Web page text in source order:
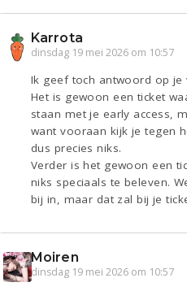
Karrota
dinsdag 19 mei 2026 om 10:57
Ik geef toch antwoord op je
Het is gewoon een ticket
staan met je early access,
want vooraan kijk je tegen
dus precies niks.
Verder is het gewoon een
niks speciaals te beleven.
bij in, maar dat zal bij je
Moiren
dinsdag 19 mei 2026 om 10:57